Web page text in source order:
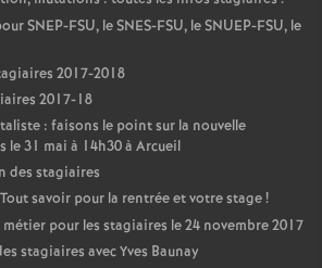
SNEP-FSU, leSNES-FSU, leSNUEP-FSU, le
2017-2018
2017-18
: faisons le point sur la nouvelle
le 31 mai à 14h30 à Arcueil
des stagiaires
savoir pour la rentrée et votre stage!
pour les stagiaires le 24 novembre 2017
stagiaires avec Yves Baunay